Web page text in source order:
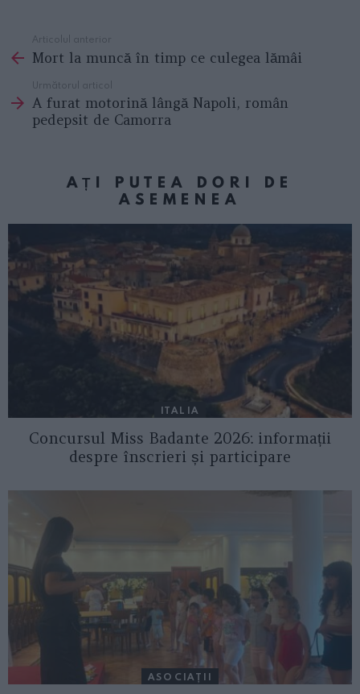
more
Articolul anterior
Mort la muncă în timp ce culegea lămâi
Următorul articol
A furat motorină lângă Napoli, român
pedepsit de Camorra
AȚI PUTEA DORI DE
ASEMENEA
ITALIA
Concursul Miss Badante 2026: informații
despre înscrieri și participare
ASOCIAŢII